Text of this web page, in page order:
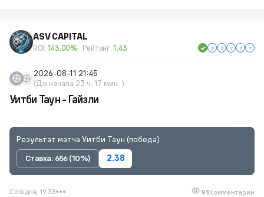
ASV CAPITAL
ROI: 143.00% Рейтинг:1.43
2026-08-11 21:45
(До начала 23 ч. 17 мин. )
Уитби Таун - Гайзли
Результат матча Уитби Таун (победа)
Ставка: 656 (10%)
2.38
Сегодня, 19:38 91Комментарии